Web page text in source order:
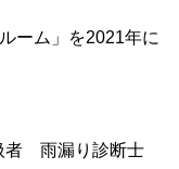
ーム」を2021年に
者 雨漏り診断士